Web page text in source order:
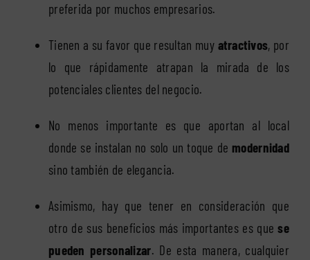
preferida por muchos empresarios.
Tienen a su favor que resultan muy atractivos, por
lo que rápidamente atrapan la mirada de los
potenciales clientes del negocio.
No menos importante es que aportan al local
donde se instalan no solo un toque de modernidad
sino también de elegancia.
Asimismo, hay que tener en consideración que
otro de sus beneficios más importantes es quese
pueden personalizar. De esta manera, cualquier